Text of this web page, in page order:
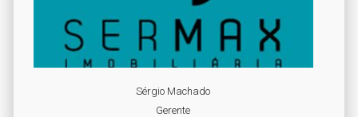
Sérgio Machado
Gerente